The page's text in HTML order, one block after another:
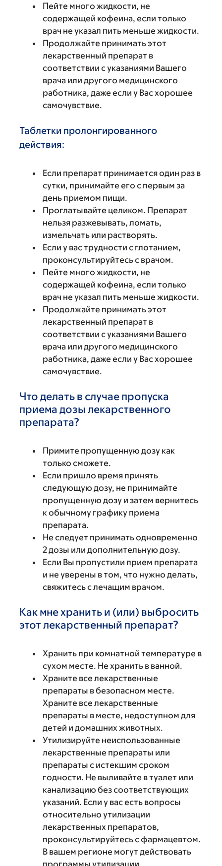
Пейте много жидкости, не
содержащей кофеина, если только
врач не указал пить меньше жидкости.
Продолжайте принимать этот
лекарственный препарат в
соответствии с указаниями Вашего
врача или другого медицинского
работника, даже если у Вас хорошее
самочувствие.
Таблетки пролонгированного
действия:
Если препарат принимается один раз в
сутки, принимайте его с первым за
день приемом пищи.
Проглатывайте целиком. Препарат
нельзя разжевывать, ломать,
измельчать или растворять.
Если у вас трудности с глотанием,
проконсультируйтесь с врачом.
Пейте много жидкости, не
содержащей кофеина, если только
врач не указал пить меньше жидкости.
Продолжайте принимать этот
лекарственный препарат в
соответствии с указаниями Вашего
врача или другого медицинского
работника, даже если у Вас хорошее
самочувствие.
Что делать в случае пропуска
приема дозы лекарственного
препарата?
Примите пропущенную дозу как
только сможете.
Если пришло время принять
следующую дозу, не принимайте
пропущенную дозу и затем вернитесь
к обычному графику приема
препарата.
Не следует принимать одновременно
2 дозы или дополнительную дозу.
Если Вы пропустили прием препарата
и не уверены в том, что нужно делать,
свяжитесь с лечащим врачом.
Как мне хранить и (или) выбросить
этот лекарственный препарат?
Хранить при комнатной температуре в
сухом месте. Не хранить в ванной.
Храните все лекарственные
препараты в безопасном месте.
Храните все лекарственные
препараты в месте, недоступном для
детей и домашних животных.
Утилизируйте неиспользованные
лекарственные препараты или
препараты с истекшим сроком
годности. Не выливайте в туалет или
канализацию без соответствующих
указаний. Если у вас есть вопросы
относительно утилизации
лекарственных препаратов,
проконсультируйтесь с фармацевтом.
В вашем регионе могут действовать
программы утилизации